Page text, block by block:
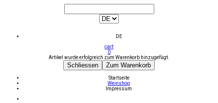
DE
cart
0
Artikel wurde erfolgreich zum Warenkorb hinzugefügt.
Schliessen Zum Warenkorb
Startseite
Weinshop
Impressum